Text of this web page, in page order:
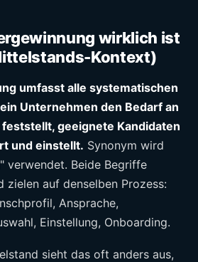
wirklich ist
Kontext)
umfasst alle systematischen
Unternehmen den Bedarf an
geeignete Kandidaten
und einstellt. Synonym wird
verwendet. Beide Begriffe
zielen auf denselben Prozess:
Ansprache,
Einstellung, Onboarding.
sieht das oft anders aus,